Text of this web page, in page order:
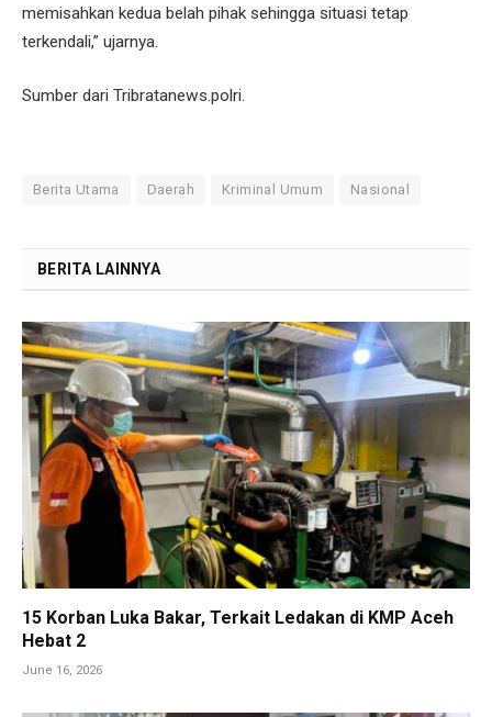
memisahkan kedua belah pihak sehingga situasi tetap
terkendali,” ujarnya.
Sumber dari Tribratanews.polri.
Berita Utama Daerah Kriminal Umum Nasional
BERITA LAINNYA
15 Korban Luka Bakar, Terkait Ledakan di KMP Aceh
Hebat 2
June 16, 2026